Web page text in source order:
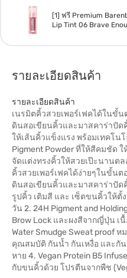
[1] ฟรี Premium
Lip Tint 06 Brave
รายละเอียดสินค้า
รายละเอียดสินค้า
เนรมิตคิ้วสวยเพอร์เฟคได้ในขั้
ดินสอเขียนคิ้วและมาสคาร่าปัด
ให้เส้นคิ้วแข็งแรง พร้อมเทคโน
Pigment Powder ที่ให้สีคมชัด
จัดแต่งทรงคิ้วให้สวยเป๊ะนานตล
คิ้วสวยเพอร์เฟคได้ง่ายๆในขั้น
ดินสอเขียนคิ้วและมาสคาร่าปัด
รูปคิ้ว เติมสี และ เซ็ตขนคิ้วให้ตั้
วัน 2. 24H Pigment and
Brow Lock และผงสีจากญี่ปุ่น เ
Water Smudge Sweat proof ห
คุณสมบัติ กันน้ำ กันเหงื่อ และกั
หาย 4. Vegan Protein B5
กับขนคิ้วด้วย โปรตีนจากพืช